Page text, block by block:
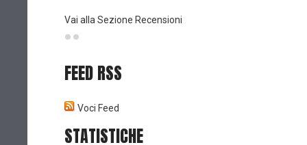
Vai alla Sezione Recensioni
FEED RSS
Voci Feed
STATISTICHE